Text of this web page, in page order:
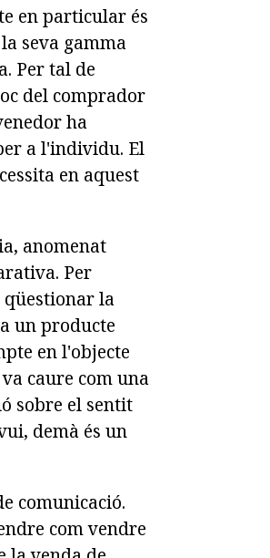
en particular és
seva gamma
Per tal de
del comprador
ha
a l'individu. El
en aquest
anomenat
Per
qüestionar la
un producte
en l'objecte
caure com una
sobre el sentit
demà és un
comunicació.
com vendre